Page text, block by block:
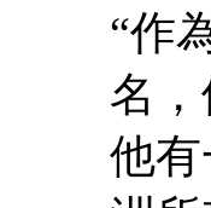
“作
名
他